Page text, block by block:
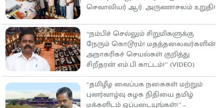
செவாலியர் ஆர். அருணாசலம் உறுதி!
“நம்பிச் செல்லும் சிறுமிகளுக்கு
நேரும் கொடூரம்! மதத்தலைவர்களின்
அநாகரிகச் செயல்கள் குறித்து
சிறீதரன் எம்.பி காட்டம்!” (VIDEO)
“தமிழீழ வைப்பக நகைகள் மற்றும்
புனர்வாழ்வு கழக நிதியை தமிழ்
மக்களிடம் ஒப்படையுங்கள்!” –